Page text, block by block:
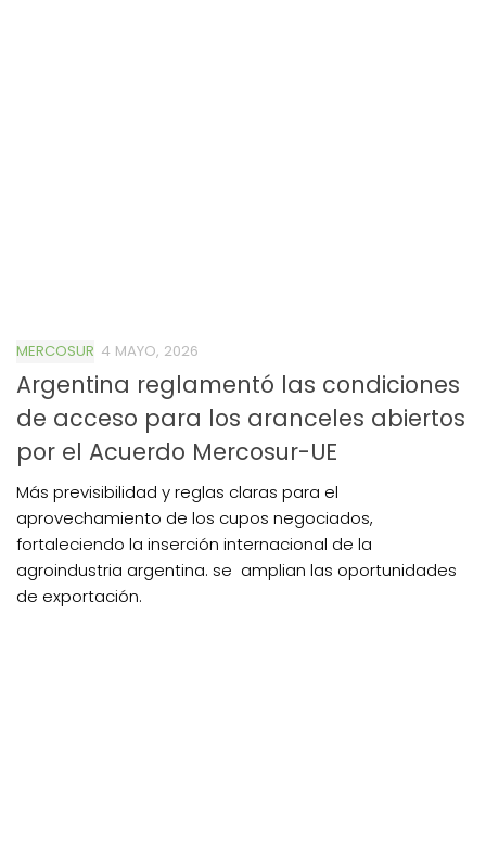
MERCOSUR 4 MAYO, 2026
Argentina reglamentó las condiciones
de acceso para los aranceles abiertos
por el Acuerdo Mercosur-UE
Más previsibilidad y reglas claras para el
aprovechamiento de los cupos negociados,
fortaleciendo la inserción internacional de la
agroindustria argentina. se amplian las oportunidades
de exportación.